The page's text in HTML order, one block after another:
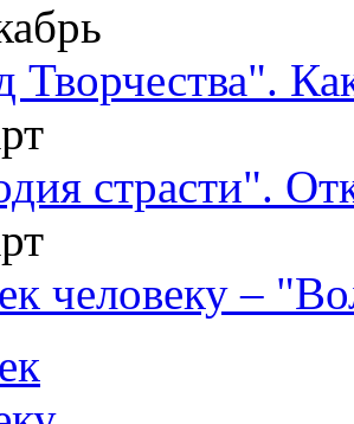
Творчества".
страсти".
человеку –